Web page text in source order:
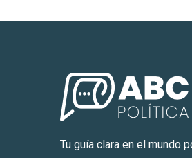
Tu guía clara en el mundo